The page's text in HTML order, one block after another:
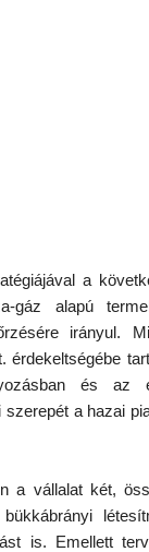
a
gáz alapú
irányul.
és az
a hazai
a vállalat két,
is. Emellett